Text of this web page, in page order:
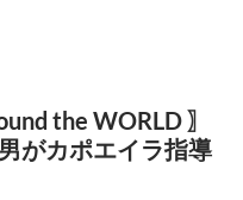
the WORLD 〗
がカポエイラ指導